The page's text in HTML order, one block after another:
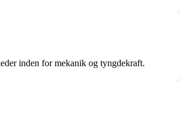
inden for mekanik og tyngdekraft.